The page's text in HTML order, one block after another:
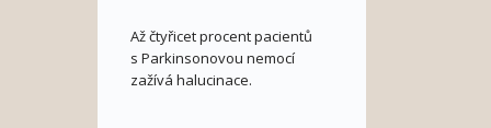
Až čtyřicet procent pacientů
s Parkinsonovou nemocí
zažívá halucinace.